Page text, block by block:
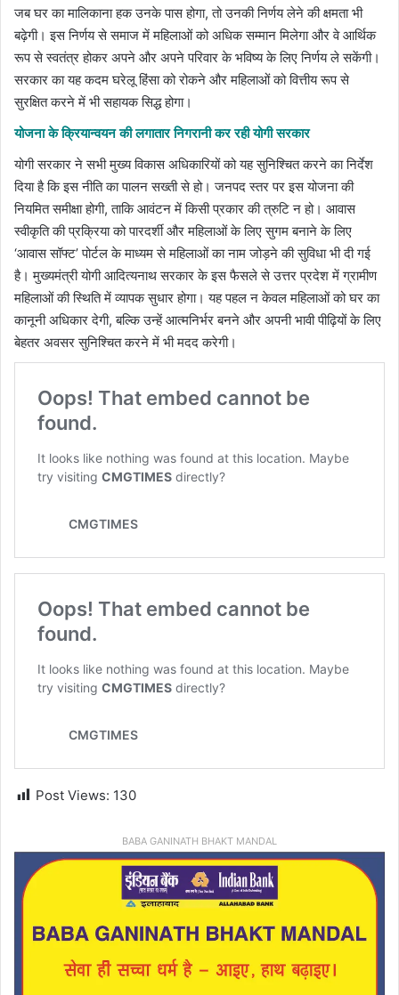
जब घर का मालिकाना हक उनके पास होगा, तो उनकी निर्णय लेने की क्षमता भी
बढ़ेगी। इस निर्णय से समाज में महिलाओं को अधिक सम्मान मिलेगा और वे आर्थिक
रूप से स्वतंत्र होकर अपने और अपने परिवार के भविष्य के लिए निर्णय ले सकेंगी।
सरकार का यह कदम घरेलू हिंसा को रोकने और महिलाओं को वित्तीय रूप से
सुरक्षित करने में भी सहायक सिद्ध होगा।
योजना के क्रियान्वयन की लगातार निगरानी कर रही योगी सरकार
योगी सरकार ने सभी मुख्य विकास अधिकारियों को यह सुनिश्चित करने का निर्देश
दिया है कि इस नीति का पालन सख्ती से हो। जनपद स्तर पर इस योजना की
नियमित समीक्षा होगी, ताकि आवंटन में किसी प्रकार की त्रुटि न हो। आवास
स्वीकृति की प्रक्रिया को पारदर्शी और महिलाओं के लिए सुगम बनाने के लिए
‘आवास सॉफ्ट’ पोर्टल के माध्यम से महिलाओं का नाम जोड़ने की सुविधा भी दी गई
है। मुख्यमंत्री योगी आदित्यनाथ सरकार के इस फैसले से उत्तर प्रदेश में ग्रामीण
महिलाओं की स्थिति में व्यापक सुधार होगा। यह पहल न केवल महिलाओं को घर का
कानूनी अधिकार देगी, बल्कि उन्हें आत्मनिर्भर बनने और अपनी भावी पीढ़ियों के लिए
बेहतर अवसर सुनिश्चित करने में भी मदद करेगी।
Post Views: 130
BABA GANINATH BHAKT MANDAL